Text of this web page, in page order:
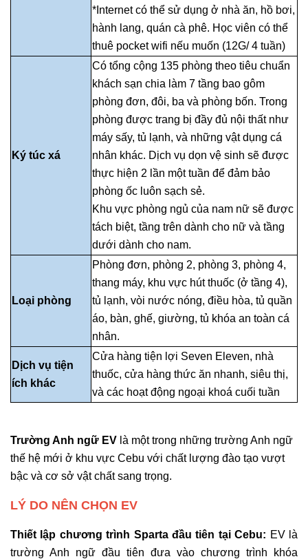
*Internet có thể sử dụng ở nhà ăn, hồ bơi,
hành lang, quán cà phê. Học viên có thể
thuê pocket wifi nếu muốn (12G/ 4 tuần)
Ký túc xá
Có tổng cộng 135 phòng theo tiêu chuẩn
khách sạn chia làm 7 tầng bao gôm
phòng đơn, đôi, ba và phòng bốn. Trong
phòng được trang bị đầy đủ nội thất như
máy sấy, tủ lạnh, và những vật dụng cá
nhân khác. Dịch vụ dọn vệ sinh sẽ được
thực hiện 2 lần một tuần để đảm bảo
phòng ốc luôn sạch sẻ.
Khu vực phòng ngủ của nam nữ sẽ được
tách biệt, tầng trên dành cho nữ và tầng
dưới dành cho nam.
Loại phòng
Phòng đơn, phòng 2, phòng 3, phòng 4,
thang máy, khu vực hút thuốc (ở tầng 4),
tủ lạnh, vòi nước nóng, điều hòa, tủ quần
áo, bàn, ghế, giường, tủ khóa an toàn cá
nhân.
Dịch vụ tiện
ích khác
Cửa hàng tiện lợi Seven Eleven, nhà
thuốc, cửa hàng thức ăn nhanh, siêu thị,
và các hoạt động ngoại khoá cuối tuần
Trường Anh ngữ EV là một trong những trường Anh ngữ
thế hệ mới ở khu vực Cebu với chất lượng đào tạo vượt
bậc và cơ sở vật chất sang trọng.
LÝ DO NÊN CHỌN EV
Thiết lập chương trình Sparta đầu tiên tại Cebu: EV là
trường Anh ngữ đầu tiên đưa vào chương trình khóa